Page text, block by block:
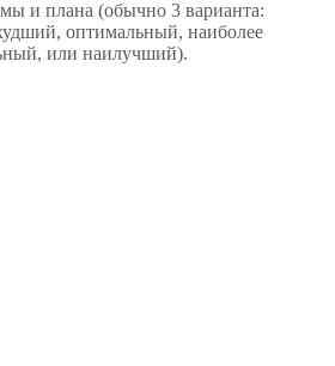
и плана (обычно 3 варианта:
оптимальный, наиболее
или наилучший).